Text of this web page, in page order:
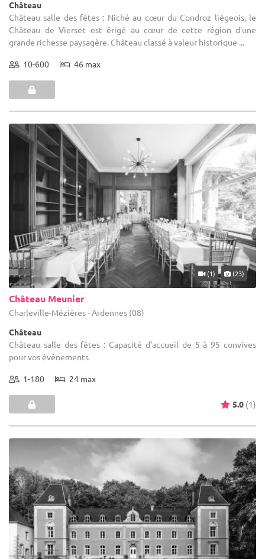
Château
Château salle des fêtes : Niché au cœur du Condroz liégeois, le
Château de Vierset est érigé au cœur de cette région d'une
grande richesse paysagère. Château classé à valeur historique ...
10-600 46 max
(1) (23)
Château Meunier
Charleville-Mézières - Ardennes (08)
Château
Château salle des fêtes : Capacité d'accueil de 5 à 95 convives
pour vos événements
1-180 24 max
5.0 (1)